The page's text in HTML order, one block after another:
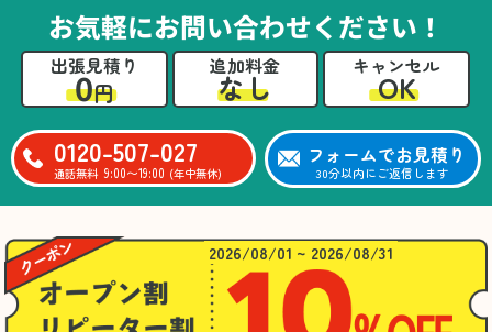
いても教えていただき、
今後の片付けにも役立つ
知識が増えました。また
何かあれば、ぜひお願い
心のこもったサービスを
ありがとうございまし
た。
お気軽にお問い合わせください！
出張見積り
0円
追加料金
なし
キャンセル
OK
0120-507-027
通話無料 9:00〜19:00 (年中無休)
フォームでお見積り
30分以内にご返信します
2026/08/01 ~ 2026/08/31